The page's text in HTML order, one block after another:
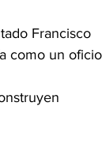
Francisco
como un oficio